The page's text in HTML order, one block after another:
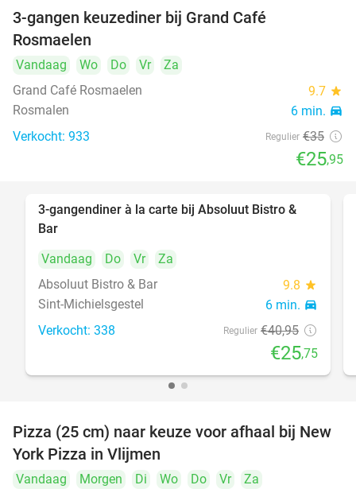
3-gangen keuzediner bij Grand Café
Rosmaelen
Vandaag Wo Do Vr
Za
Grand Café Rosmaelen
9.7 star
Rosmalen 6 min. directions_car
Verkocht: 933 Regulier €35
€25,95
37%
3-gangendiner à la carte bij Absoluut Bistro &
Bar
Vandaag
Do Vr
Za
Absoluut Bistro & Bar
9.8 star
Sint-Michielsgestel 6 min. directions_car
Verkocht: 338 Regulier €40,95
€25,75
55%
Pizza (25 cm) naar keuze voor afhaal bij New
York Pizza in Vlijmen
Vandaag Morgen Di Wo Do Vr
Za